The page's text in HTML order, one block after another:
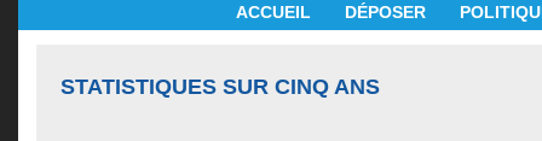
ACCUEIL DÉPOSER
STATISTIQUES SUR CINQ ANS